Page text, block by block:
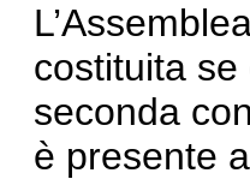
costituita
seconda
è presente